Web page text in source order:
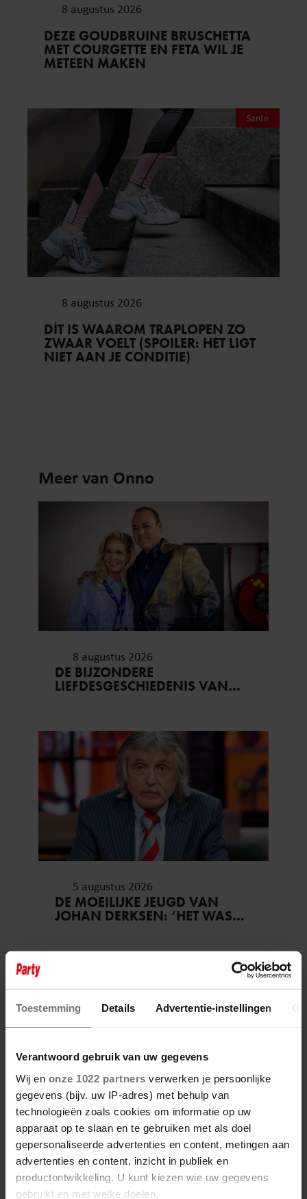
Toestemming Details Advertentie-instellingen
Verantwoord gebruik van uw gegevens
Wij en onze 1022 partners verwerken je persoonlijke
gegevens (bijv. uw IP-adres) met behulp van
technologieën zoals cookies om informatie op uw
apparaat op te slaan en te gebruiken met als doel
gepersonaliseerde advertenties en content, metingen aan
advertenties en content, inzicht in publiek en
productontwikkeling. U kunt kiezen wie uw gegevens
gebruikt en met welke doelen.
8 augustus 2026
DEZE GOUDBRUINE BRUSCHETTA
MET COURGETTE EN FETA WIL JE
METEEN MAKEN
Sante
8 augustus 2026
DÍT IS WAAROM TRAPLOPEN ZO
ZWAAR VOELT (SPOILER: HET LIGT
NIET AAN JE CONDITIE)
Meer van Onno
8 augustus 2026
DE BIJZONDERE
LIEFDESGESCHIEDENIS VAN
5 augustus 2026
DE MOEILIJKE JEUGD VAN
JOHAN DERKSEN: ‘HET WAS
23 juli 2026
BOUKE SCHOLTEN NA ‘STARS
ON STAGE’ AL GEBELD DOOR
ALBERT VERLINDE